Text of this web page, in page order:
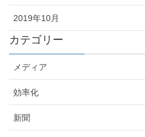
2019年10月
カテゴリー
メディア
効率化
新聞